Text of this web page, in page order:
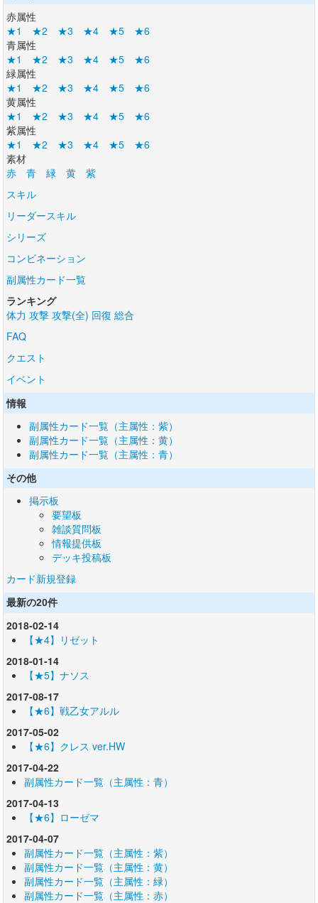
赤属性
★1
★2 ★3 ★4 ★5
★6
青属性
★1
★2 ★3 ★4 ★5
★6
緑属性
★1
★2 ★3 ★4 ★5
★6
黄属性
★1
★2 ★3 ★4 ★5
★6
紫属性
★1
★2 ★3 ★4 ★5
★6
素材
赤
青 緑 黄
紫
スキル
リーダースキル
シリーズ
コンビネーション
副属性カード一覧
ランキング
体力 攻撃 攻撃(全) 回復 総合
FAQ
クエスト
イベント
情報
副属性カード一覧（主属性：紫）
副属性カード一覧（主属性：黄）
副属性カード一覧（主属性：青）
その他
掲示板
要望板
雑談質問板
情報提供板
デッキ投稿板
カード新規登録
最新の20件
2018-02-14
【★4】リゼット
2018-01-14
【★5】ナソス
2017-08-17
【★6】戦乙女アルル
2017-05-02
【★6】クレス ver.HW
2017-04-22
副属性カード一覧（主属性：青）
2017-04-13
【★6】ローゼマ
2017-04-07
副属性カード一覧（主属性：紫）
副属性カード一覧（主属性：黄）
副属性カード一覧（主属性：緑）
副属性カード一覧（主属性：赤）